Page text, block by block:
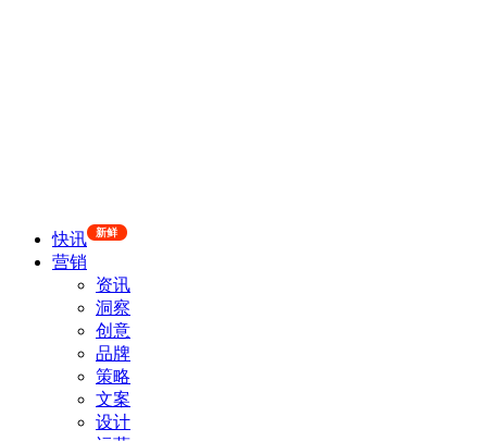
快讯 新鲜
营销
资讯
洞察
创意
品牌
策略
文案
设计